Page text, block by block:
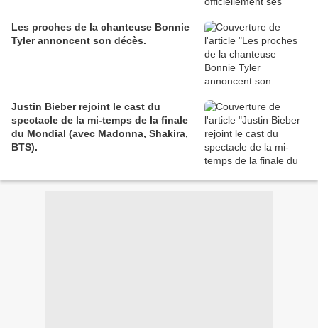
Les proches de la chanteuse Bonnie
Tyler annoncent son décès.
Justin Bieber rejoint le cast du
spectacle de la mi-temps de la finale
du Mondial (avec Madonna, Shakira,
BTS).